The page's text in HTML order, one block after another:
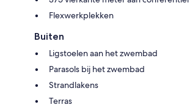
Flexwerkplekken
Buiten
Ligstoelen aan het zwembad
Parasols bij het zwembad
Strandlakens
Terras